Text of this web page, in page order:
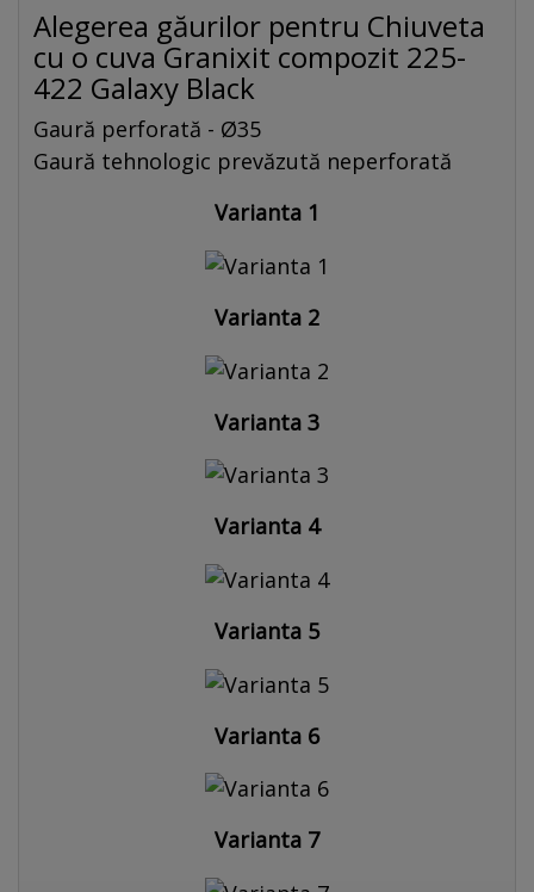
Alegerea găurilor pentru Chiuveta
cu o cuva Granixit compozit 225-
422 Galaxy Black
Gaură perforată - Ø35
Gaură tehnologic prevăzută neperforată
Varianta 1
Varianta 2
Varianta 3
Varianta 4
Varianta 5
Varianta 6
Varianta 7